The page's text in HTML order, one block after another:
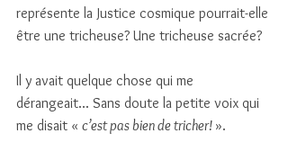
représente la Justice cosmique pourrait-elle
être une tricheuse? Une tricheuse sacrée?
Il y avait quelque chose qui me
dérangeait... Sans doute la petite voix qui
me disait « c’est pas bien de tricher! ».